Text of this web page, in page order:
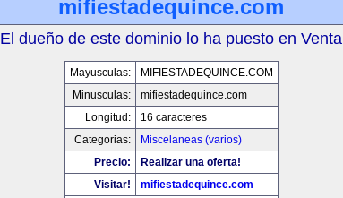
mifiestadequince.com
El dueño de este dominio lo ha puesto en Venta
Mayusculas:
MIFIESTADEQUINCE.COM
Minusculas:
mifiestadequince.com
Longitud:
16 caracteres
Categorias:
Miscelaneas (varios)
Precio:
Realizar una oferta!
Visitar!
mifiestadequince.com